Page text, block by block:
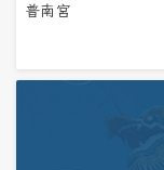
普南宮